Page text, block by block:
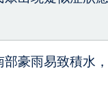
豪雨易致積水